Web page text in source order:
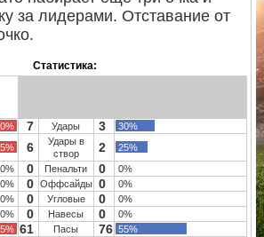
за лидерами. Отставание от
Статистика:
7 Удары 3
30%
6
Удары в
створ
2
25%
0%
0 Пенальти 0
0%
0%
0 Оффсайды 0
0%
0%
0 Угловые 0
0%
0%
0 Навесы 0
0%
61 Пасы 76 55%